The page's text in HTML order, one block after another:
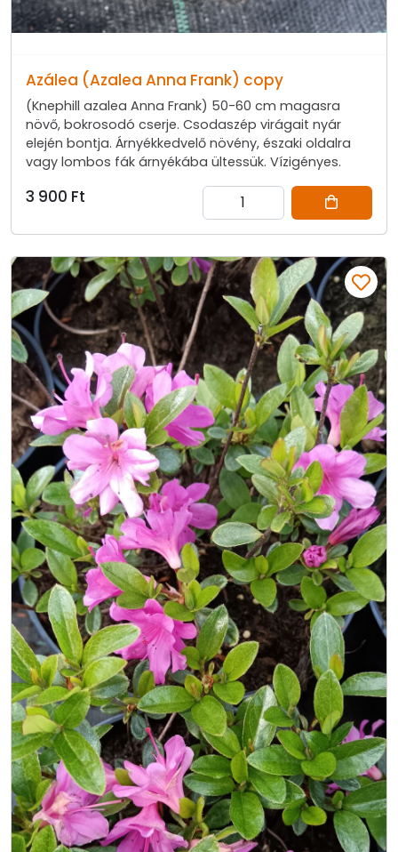
Azálea (Azalea Anna Frank) copy
(Knephill azalea Anna Frank) 50-60 cm magasra
növő, bokrosodó cserje. Csodaszép virágait nyár
elején bontja. Árnyékkedvelő növény, északi oldalra
vagy lombos fák árnyékába ültessük. Vízigényes.
3 900 Ft